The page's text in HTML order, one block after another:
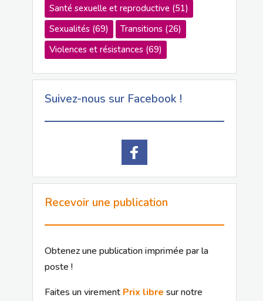
Santé sexuelle et reproductive(51)
Sexualités(69) Transitions(26)
Violences et résistances(69)
Suivez-nous sur Facebook !
Recevoir une publication
Obtenez une publication imprimée par la
poste !
Faites un virement Prix libre sur notre